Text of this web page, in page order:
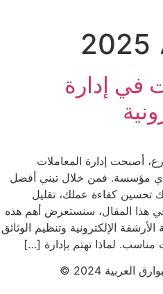
في إدارة
أصبحت إدارة المعاملات
أي مؤسسة. فمن خلال تبني أفضل
تحسين كفاءة عملك، تقليل
في هذا المقال، سنستعرض أهم هذه
الإلكترونية وتنظيم الوثائق
مناسب. لماذا تهتم بإدارة […]
2024 ©